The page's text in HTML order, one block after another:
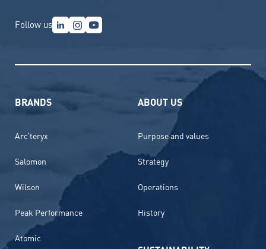
Follow us
BRANDS
Arc’teryx
Salomon
Wilson
Peak Performance
Atomic
ABOUT US
Purpose and values
Strategy
Operations
History